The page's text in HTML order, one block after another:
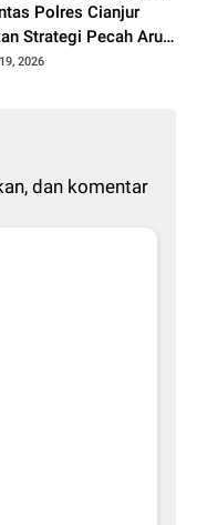
Polres Cianjur
Strategi Pecah Arus
Alternatif
2026
dan komentar